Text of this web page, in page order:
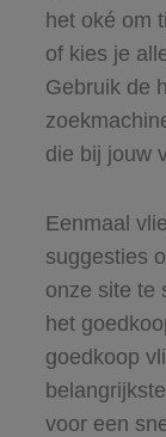
het oké om
of kies je
Gebruik de
die bij jouw
Eenmaal
suggesties
onze site te
het
goedkoop
voor een